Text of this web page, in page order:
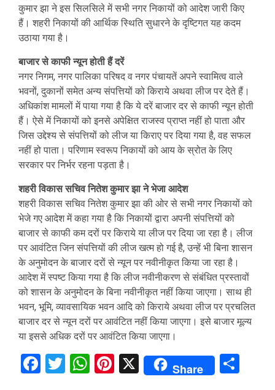
कुमार झा ने इस सिलसिले में सभी नगर निकायों को आदेश जारी किए
हैं। शहरी निकायों की आर्थिक स्थिति सुधारने के दृष्टिगत यह कदम
उठाया गया है।
बाजार से काफी न्यून होती हैं दरें
नगर निगम, नगर पालिका परिषद व नगर पंचायतें अपने स्वामित्व वाले
भवनों, दुकानों समेत अन्य संपत्तियों को किराये अथवा लीज पर देते हैं।
अधिकांश मामलों में पाया गया है कि ये दरें बाजार दर से काफी न्यून होती
हैं। ऐसे में निकायों को इनसे अपेक्षित राजस्व प्राप्त नहीं हो पाता और
जिस उद्देश्य से संपत्तियों को लीज या किराए पर दिया गया है, वह सफल
नहीं हो पाता। परिणाम स्वरूप निकायों को आय के स्रोत के लिए
सरकार पर निर्भर रहना पड़ता है।
शहरी विकास सचिव नितेश कुमार झा ने भेजा आदेश
शहरी विकास सचिव नितेश कुमार झा की ओर से सभी नगर निकायों को
भेजे गए आदेश में कहा गया है कि निकायों द्वारा अपनी संपत्तियों को
बाजार से काफी कम दरों पर किराये या लीज पर दिया जा रहा है। लीज
पर आवंटित जिन संपत्तियों की लीज खत्म हो गई है, उन्हें भी बिना शासन
के अनुमोदन के बाजार दरों से न्यून पर नवीनीकृत किया जा रहा है।
आदेश में स्पष्ट किया गया है कि लीज नवीनीकरण से संबंधित प्रस्तावों
को शासन के अनुमोदन के बिना नवीनीकृत नहीं किया जाएगा। साथ ही
भवन, भूमि, व्यावसायिक भवन आदि को किराये अथवा लीज पर प्रचलित
बाजार दर से न्यून दरों पर आवंटित नहीं किया जाएगा। इसे बाजार मूल्य
या इससे अधिक दरों पर आवंटित किया जाएगा।
Facebook
Twitter
WhatsApp
Pinterest
X Share